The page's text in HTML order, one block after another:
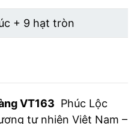
+ 9 hạt tròn
VT163 Phúc Lộc
tự nhiên Việt Nam –